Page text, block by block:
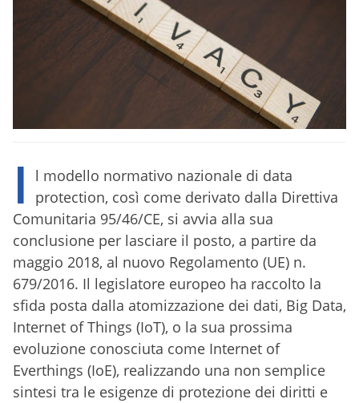
I
l modello normativo nazionale di data
protection, così come derivato dalla Direttiva
Comunitaria 95/46/CE, si avvia alla sua
conclusione per lasciare il posto, a partire da
maggio 2018, al nuovo Regolamento (UE) n.
679/2016. Il legislatore europeo ha raccolto la
sfida posta dalla atomizzazione dei dati, Big Data,
Internet of Things (IoT), o la sua prossima
evoluzione conosciuta come Internet of
Everthings (IoE), realizzando una non semplice
sintesi tra le esigenze di protezione dei diritti e